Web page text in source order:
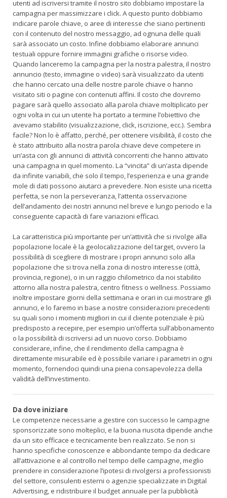
utenti ad iscriversi tramite il nostro sito dobbiamo impostare la
campagna per massimizzare i click. A questo punto dobbiamo
indicare parole chiave, o aree di interesse che siano pertinenti
con il contenuto del nostro messaggio, ad ognuna delle quali
sarà associato un costo. Infine dobbiamo elaborare annunci
testuali oppure fornire immagini grafiche o risorse video.
Quando lanceremo la campagna per la nostra palestra, il nostro
annuncio (testo, immagine o video) sarà visualizzato da utenti
che hanno cercato una delle nostre parole chiave o hanno
visitato siti o pagine con contenuti affini. Il costo che dovremo
pagare sarà quello associato alla parola chiave moltiplicato per
ogni volta in cui un utente ha portato a termine l’obiettivo che
avevamo stabilito (visualizzazione, click, iscrizione, ecc.). Sembra
facile? Non lo è affatto, perché, per ottenere visibilità, il costo che
è stato attribuito alla nostra parola chiave deve competere in
un’asta con gli annunci di attività concorrenti che hanno attivato
una campagna in quel momento. La “vincita” di un’asta dipende
da infinite variabili, che solo il tempo, l’esperienza e una grande
mole di dati possono aiutarci a prevedere. Non esiste una ricetta
perfetta, se non la perseveranza, l’attenta osservazione
dell’andamento dei nostri annunci nel breve e lungo periodo e la
conseguente capacità di fare variazioni efficaci.
La caratteristica più importante per un’attività che si rivolge alla
popolazione locale è la geolocalizzazione del target, ovvero la
possibilità di scegliere di mostrare i propri annunci solo alla
popolazione che si trova nella zona di nostro interesse (città,
provincia, regione), o in un raggio chilometrico da noi stabilito
attorno alla nostra palestra, centro fitness o wellness. Possiamo
inoltre impostare giorni della settimana e orari in cui mostrare gli
annunci, e lo faremo in base a nostre considerazioni precedenti
su quali sono i momenti migliori in cui il cliente potenziale è più
predisposto a recepire, per esempio un’offerta sull’abbonamento
o la possibilità di iscriversi ad un nuovo corso. Dobbiamo
considerare, infine, che il rendimento della campagna è
direttamente misurabile ed è possibile variare i parametri in ogni
momento, fornendoci quindi una piena consapevolezza della
validità dell’investimento.
Da dove iniziare
Le competenze necessarie a gestire con successo le campagne
sponsorizzate sono molteplici, e la buona riuscita dipende anche
da un sito efficace e tecnicamente ben realizzato. Se non si
hanno specifiche conoscenze e abbondante tempo da dedicare
all’attivazione e al controllo nel tempo delle campagne, meglio
prendere in considerazione l’ipotesi di rivolgersi a professionisti
del settore, consulenti esterni o agenzie specializzate in Digital
Advertising, e ridistribuire il budget annuale per la pubblicità